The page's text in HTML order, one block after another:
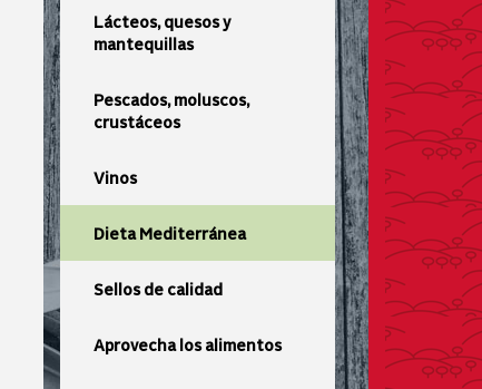
Lácteos, quesos y
mantequillas
Pescados, moluscos,
crustáceos
Vinos
Dieta Mediterránea
Sellos de calidad
Aprovecha los alimentos